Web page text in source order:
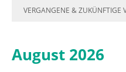
VERGANGENE & ZUKÜNFTIGE
August 2026